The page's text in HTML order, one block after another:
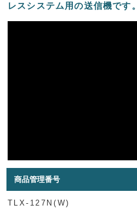
レスシステム用の送信機です。
商品管理番号
TLX-127N(W)